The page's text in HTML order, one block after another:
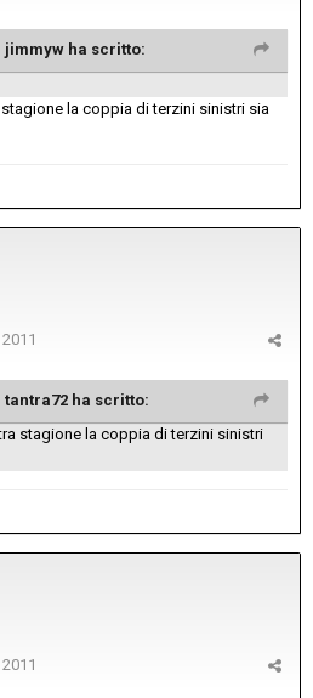
jimmyw ha scritto:
la coppia di terzini sinistri sia
tantra72 ha scritto:
stagione la coppia di terzini sinistri